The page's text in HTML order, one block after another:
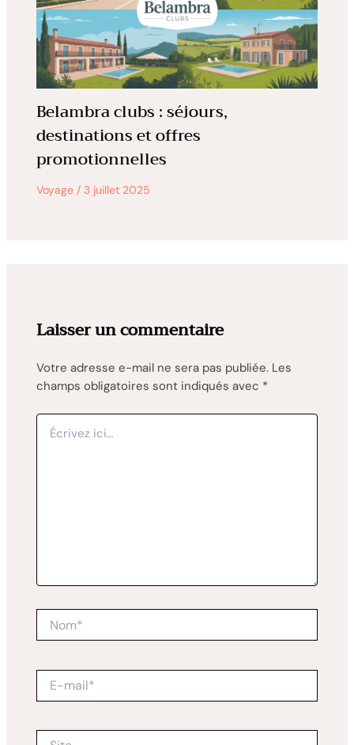
Belambra clubs : séjours,
destinations et offres
promotionnelles
Voyage/ 3 juillet 2025
Laisser un commentaire
Votre adresse e-mail ne sera pas publiée. Les
champs obligatoires sont indiqués avec *
Écrivez
ici…
mail*
Site